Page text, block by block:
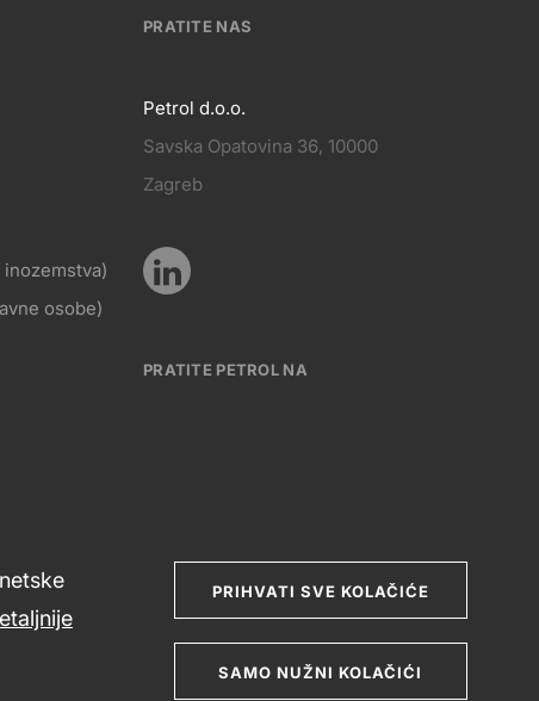
PRIHVATI SVE KOLAČIĆE
SAMO NUŽNI KOLAČIĆI
osobe)
PRATITE NAS
Pratite
nas
Petrol d.o.o.
Savska Opatovina 36, 10000
Zagreb
Pratite
nas
Social
PRATITE PETROL NA
media